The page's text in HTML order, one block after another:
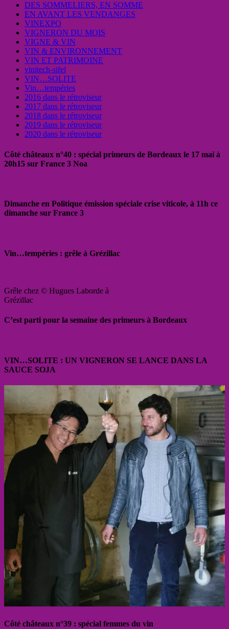
DES SOMMELIERS, EN SOMME
EN AVANT LES VENDANGES
VINEXPO
VIGNERON DU MOIS
VIGNE & VIN
VIN & ENVIRONNEMENT
VIN ET PATRIMOINE
vinitech-sifel
VIN…SOLITE
Vin…tempéries
2016 dans le rétroviseur
2017 dans le rétroviseur
2018 dans le rétroviseur
2019 dans le rétroviseur
2020 dans le rétroviseur
Côté châteaux n°40 : spécial primeurs de Bordeaux le 17 mai à
20h15 sur France 3 Noa
Dimanche en Politique émission spéciale crise viticole, à 11h ce
dimanche sur France 3
Vin…tempéries : grêle à Grézillac
Grêle chez © Hugues Laborde à
Grézillac
C’est parti pour la semaine des primeurs à Bordeaux
VIN…SOLITE : UN VIGNERON SE LANCE DANS LA
SAUCE SOJA
Côté châteaux n°39 : spécial femmes du vin